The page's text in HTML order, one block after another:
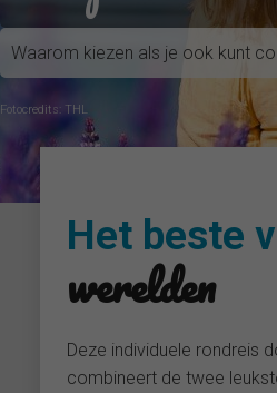
Waarom kiezen als je ook kunt
Fotocredits: THL
Het beste
werelden
Deze individuele rondreis
combineert de twee